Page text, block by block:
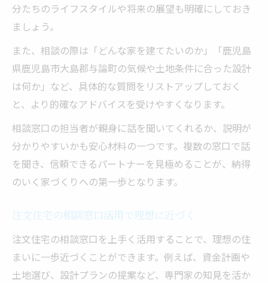
分たちのライフスタイルや将来の展望も明確にしておき
ましょう。
また、相談の際は「どんな家を建てたいのか」「鹿児島
県鹿児島市大島郡与論町の気候や土地条件に合った設計
は何か」など、具体的な質問をリストアップしておく
と、より的確なアドバイスを受けやすくなります。
相談窓口の担当者が親身に話を聞いてくれるか、説明が
分かりやすいかも安心材料の一つです。複数の窓口で話
を聞き、信頼できるパートナーを見極めることが、納得
のいく家づくりへの第一歩となります。
注文住宅の相談窓口活用で理想に近づく
注文住宅の相談窓口を上手く活用することで、理想の住
まいに一歩近づくことができます。例えば、資金計画や
土地選び、設計プランの提案など、専門家の知見を活か